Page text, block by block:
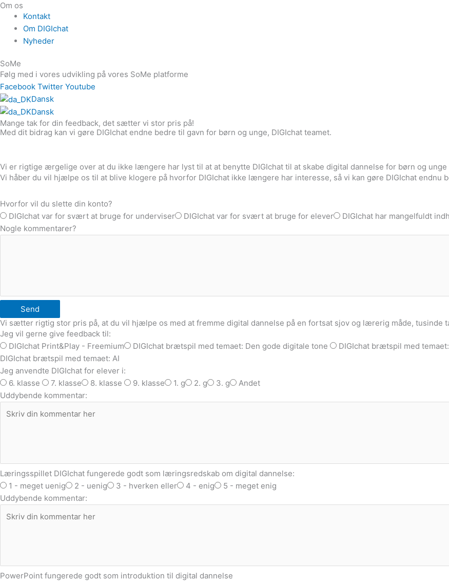
Om os
Kontakt
Om DIGIchat
Nyheder
SoMe
Følg med i vores udvikling på vores SoMe platforme
Facebook Twitter Youtube
Dansk
Dansk
Mange tak for din feedback, det sætter vi stor pris på!
Med dit bidrag kan vi gøre DIGIchat endne bedre til gavn for børn og unge, DIGIchat teamet.
Vi er rigtige ærgelige over at du ikke længere har lyst til at at benytte DIGIchat til at skabe digital dannelse for børn og unge
Vi håber du vil hjælpe os til at blive klogere på hvorfor DIGIchat ikke længere har interesse, så vi kan gøre DIGIchat endnu
Hvorfor vil du slette din konto?
DIGIchat var for svært at bruge for underviser
DIGIchat var for svært at bruge for elever DIGIchat har mangelfuldt
Nogle kommentarer?
Send
Vi sætter rigtig stor pris på, at du vil hjælpe os med at fremme digital dannelse på en fortsat sjov og lærerig måde, tusinde
Jeg vil gerne give feedback til:
DIGIchat Print&Play - Freemium
DIGIchat brætspil med temaet: Den gode digitale tone DIGIchat brætspil med
DIGIchat brætspil med temaet: AI
Jeg anvendte DIGIchat for elever i:
6. klasse
7. klasse 8. klasse 9. klasse 1. g 2. g 3. g
Andet
Uddybende kommentar:
Læringsspillet DIGIchat fungerede godt som læringsredskab om digital dannelse:
1 - meget uenig
2 - uenig 3 - hverken eller 4 - enig
5 - meget enig
Uddybende kommentar:
PowerPoint fungerede godt som introduktion til digital dannelse